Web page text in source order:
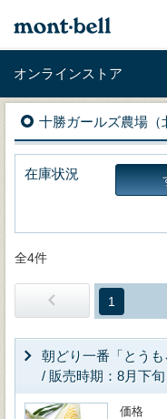
オンラインストア
十勝ガールズ農場（
在庫状況
全4件
1
朝どり一番「とう
/ 販売時期：8月下旬
価格